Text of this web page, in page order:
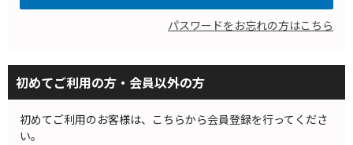
パスワードをお忘れの方はこちら
初めてご利用の方・会員以外の方
初めてご利用のお客様は、こちらから会員登録を行ってくださ
い。